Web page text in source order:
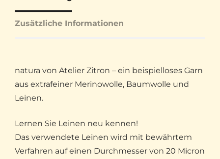
Zusätzliche Informationen
natura von Atelier Zitron – ein beispielloses Garn
aus extrafeiner Merinowolle, Baumwolle und
Leinen.
Lernen Sie Leinen neu kennen!
Das verwendete Leinen wird mit bewährtem
Verfahren auf einen Durchmesser von 20 Micron